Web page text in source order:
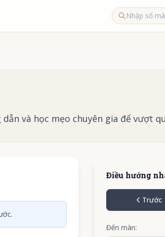
và học mẹo chuyên gia để vượt
Điều hướng
Trước
Đến màn: